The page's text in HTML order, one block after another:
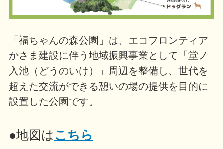
「福ちゃんの森公園」は、エコフロンティア
かさま建設に伴う地域振興事業として「堂ノ
入池（どうのいけ）」周辺を整備し、世代を
超えた交流ができる憩いの場の提供を目的に
設置した公園です。
●地図は こちら